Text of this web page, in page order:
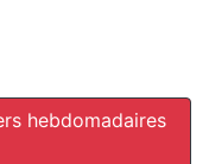
hebdomadaires